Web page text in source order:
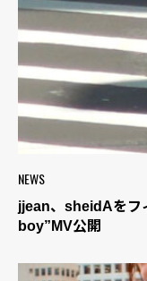
NEWS
jjean、sheidAをフ
boy”MV公開